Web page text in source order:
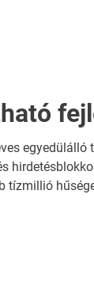
tízmillió